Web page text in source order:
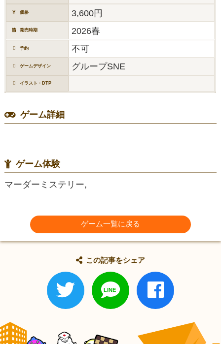
価格 3,600円
発売時期 2026春
予約 不可
ゲームデザイン グループSNE
イラスト・DTP
ゲーム詳細
ゲーム体験
マーダーミステリー,
ゲーム一覧に戻る
この記事をシェア